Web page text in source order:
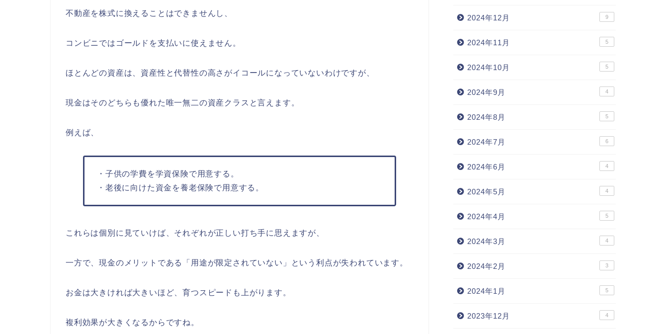
不動産を株式に換えることはできませんし、
コンビニではゴールドを支払いに使えません。
ほとんどの資産は、資産性と代替性の高さがイコールになっていないわけですが、
現金はそのどちらも優れた唯一無二の資産クラスと言えます。
例えば、
・子供の学費を学資保険で用意する。
・老後に向けた資金を養老保険で用意する。
これらは個別に見ていけば、それぞれが正しい打ち手に思えますが、
一方で、現金のメリットである「用途が限定されていない」という利点が失われています。
お金は大きければ大きいほど、育つスピードも上がります。
複利効果が大きくなるからですね。
2024年12月 9
2024年11月 5
2024年10月 5
2024年9月 4
2024年8月 5
2024年7月 6
2024年6月 4
2024年5月 4
2024年4月 5
2024年3月 4
2024年2月 3
2024年1月 5
2023年12月 4